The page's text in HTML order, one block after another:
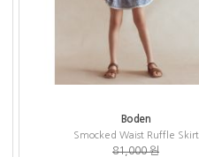
Boden
Smocked Waist Ruffle Skirt
81,000 원